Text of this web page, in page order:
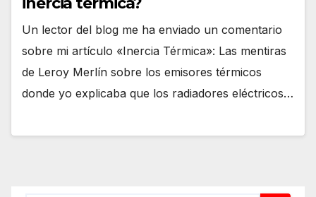
Un lector del blog me ha enviado un comentario
sobre mi artículo «Inercia Térmica»: Las mentiras
de Leroy Merlín sobre los emisores térmicos
donde yo explicaba que los radiadores eléctricos…